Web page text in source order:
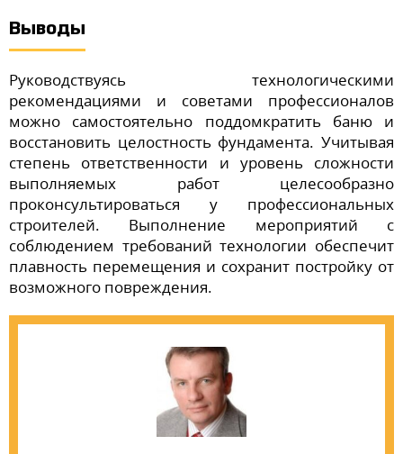
Выводы
Руководствуясь технологическими
рекомендациями и советами профессионалов
можно самостоятельно поддомкратить баню и
восстановить целостность фундамента. Учитывая
степень ответственности и уровень сложности
выполняемых работ целесообразно
проконсультироваться у профессиональных
строителей. Выполнение мероприятий с
соблюдением требований технологии обеспечит
плавность перемещения и сохранит постройку от
возможного повреждения.